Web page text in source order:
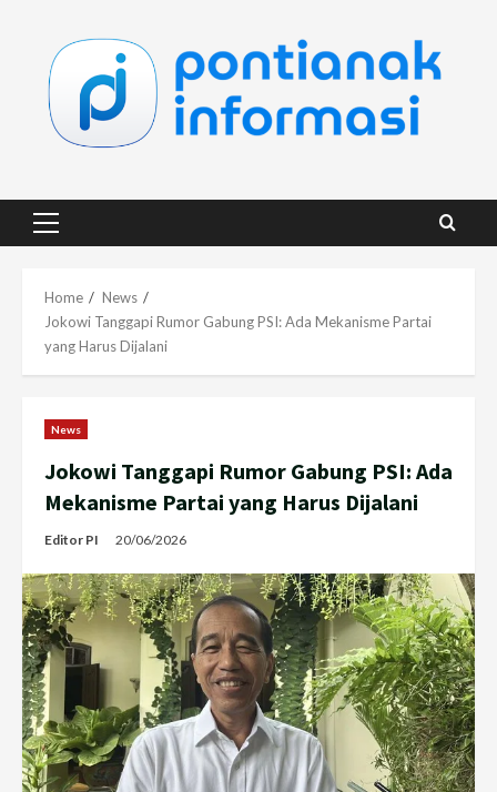
content
Primary
Home
News
Jokowi Tanggapi Rumor Gabung PSI: Ada Mekanisme Partai
yang Harus Dijalani
News
Jokowi Tanggapi Rumor Gabung PSI: Ada
Mekanisme Partai yang Harus Dijalani
Editor PI 20/06/2026